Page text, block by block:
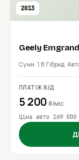
2013
Geely Emgrand
Суми 1.8 Гібрид
ПЛАТІЖ ВІД
5 200₴/міс
Ціна авто 169 000